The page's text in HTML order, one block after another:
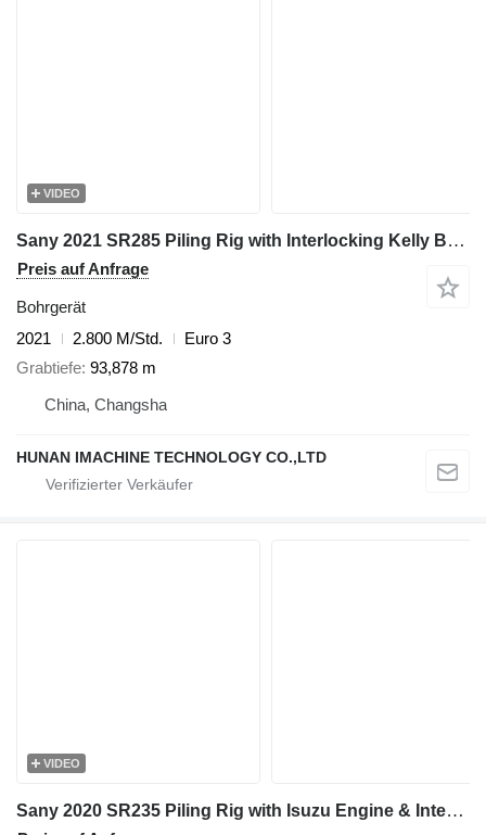
VIDEO
Sany 2021 SR285 Piling Rig with Interlocking Kelly Bar 445-4*14 - For
Preis auf Anfrage
Bohrgerät
2021
2.800 M/Std.
Euro 3
Grabtiefe 93,878 m
China, Changsha
HUNAN IMACHINE TECHNOLOGY CO.,LTD
VIDEO
Sany 2020 SR235 Piling Rig with Isuzu Engine & Interlock Kelly Bar 44